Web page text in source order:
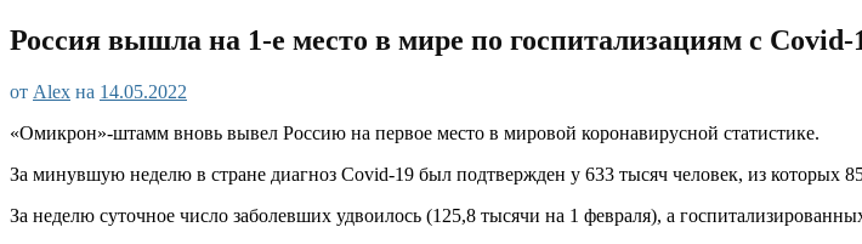
Россия вышла на 1-е место в мире по госпитализациям с Covid-
от Alex на 14.05.2022
«Омикрон»-штамм вновь вывел Россию на первое место в мировой коронавирусной статистике.
За минувшую неделю в стране диагноз Covid-19 был подтвержден у 633 тысяч человек, из которых
За неделю суточное число заболевших удвоилось (125,8 тысячи на 1 февраля), а